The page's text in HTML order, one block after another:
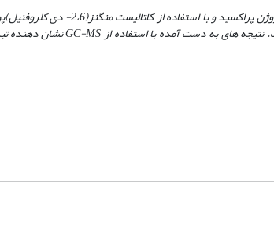
پراکسید و با استفادهاز کاتالیستمنگنز(2،6- دی کلروفنیل
های به‌ دست آمده با استفاده ازGC-MSنشان دهنده